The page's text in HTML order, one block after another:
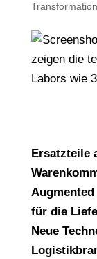
Ersatzteile
für die
Neue